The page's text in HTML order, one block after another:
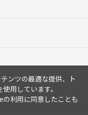
ンツの最適な提供、ト
用しています。
利用に同意したことも